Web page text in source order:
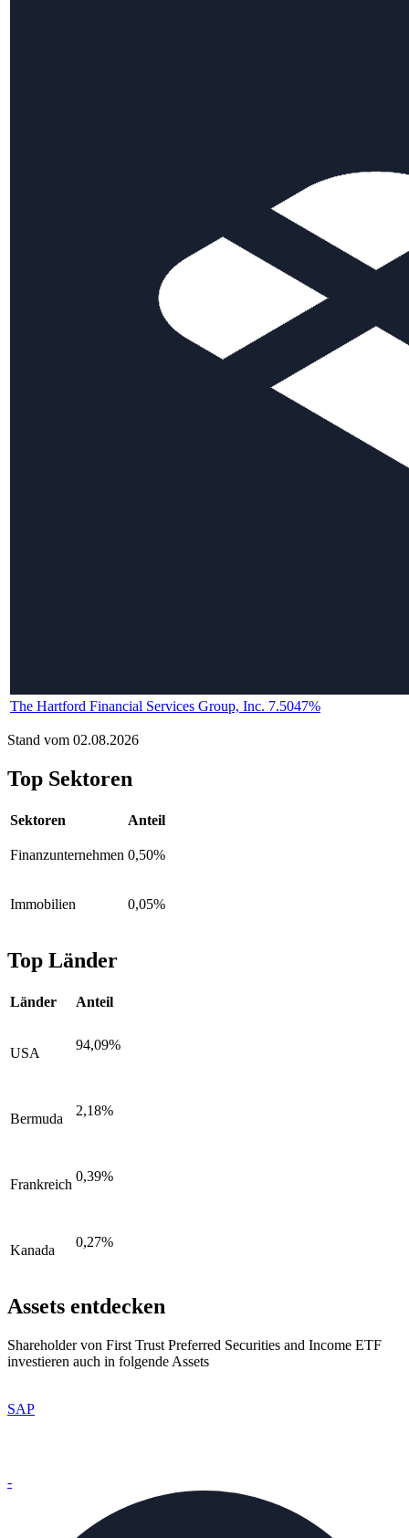
The Hartford Financial Services Group, Inc. 7.5047%
Stand vom 02.08.2026
Top Sektoren
Sektoren Anteil
Finanzunternehmen 0,50%
Immobilien 0,05%
Top Länder
Länder Anteil
USA
94,09%
Bermuda
2,18%
Frankreich
0,39%
Kanada
0,27%
Assets entdecken
Shareholder von First Trust Preferred Securities and Income ETF
investieren auch in folgende Assets
SAP
-